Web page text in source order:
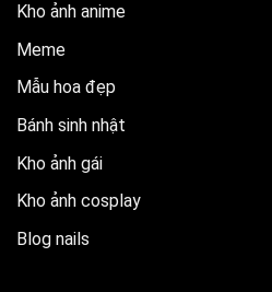
Kho ảnh anime
Meme
Mẫu hoa đẹp
Bánh sinh nhật
Kho ảnh gái
Kho ảnh cosplay
Blog nails